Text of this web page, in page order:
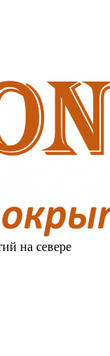
на севере